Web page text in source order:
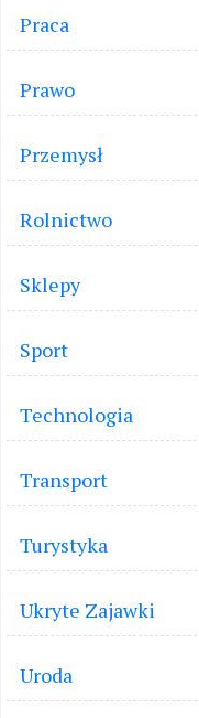
Praca
Prawo
Przemysł
Rolnictwo
Sklepy
Sport
Technologia
Transport
Turystyka
Ukryte Zajawki
Uroda